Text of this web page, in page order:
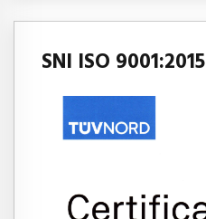
SNI ISO 9001:2015